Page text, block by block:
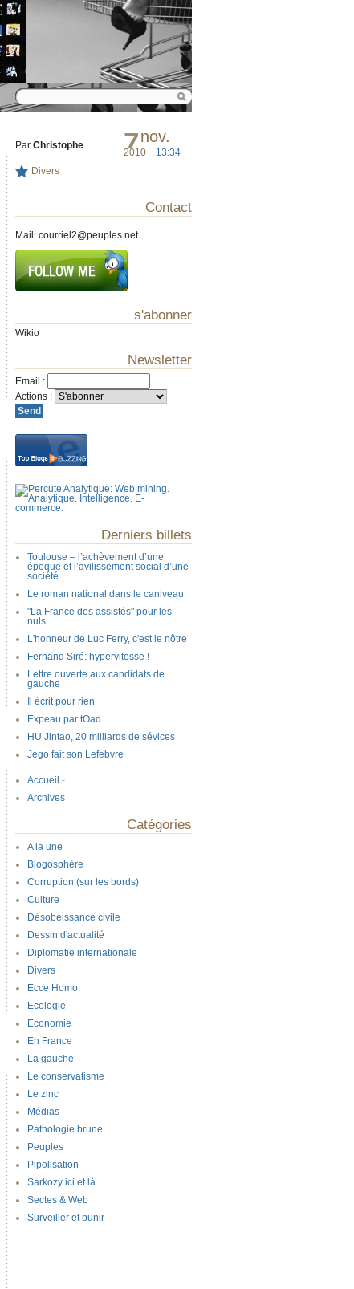
7nov.
2010 13:34
Par Christophe
Divers
Contact
Mail: courriel2@peuples.net
s'abonner
Wikio
Newsletter
Email :
Actions :
Derniers billets
Toulouse – l’achèvement d’une
époque et l’avilissement social d’une
société
Le roman national dans le caniveau
"La France des assistés" pour les
nuls
L'honneur de Luc Ferry, c'est le nôtre
Fernand Siré: hypervitesse !
Lettre ouverte aux candidats de
gauche
Il écrit pour rien
Expeau par tOad
HU Jintao, 20 milliards de sévices
Jégo fait son Lefebvre
Accueil -
Archives
Catégories
A la une
Blogosphère
Corruption (sur les bords)
Culture
Désobéissance civile
Dessin d'actualité
Diplomatie internationale
Divers
Ecce Homo
Ecologie
Economie
En France
La gauche
Le conservatisme
Le zinc
Médias
Pathologie brune
Peuples
Pipolisation
Sarkozy ici et là
Sectes & Web
Surveiller et punir